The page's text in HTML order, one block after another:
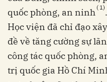
quốc phòng, an ninh( 1)
Học viện đã chỉ đạo
đề về tăng cường sự
công tác quốc phòng,
trị quốc gia Hồ Chí